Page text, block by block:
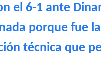
el 6-1 ante
porque fue
técnica que